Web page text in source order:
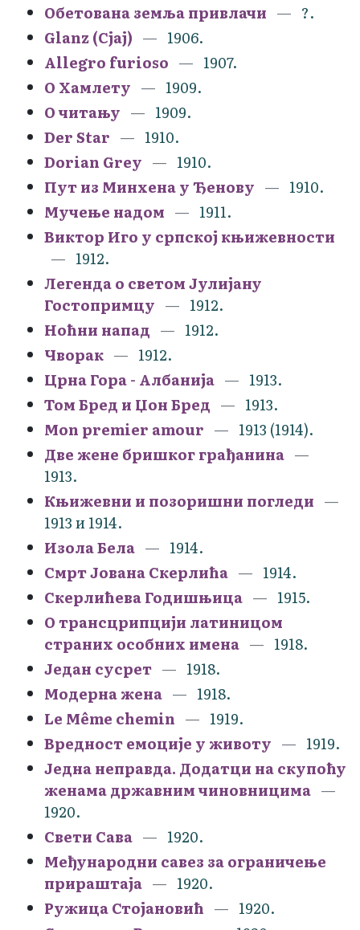
Обетована земља привлачи
?.
Glanz (Сјај)
1906.
Allegro furioso
1907.
О Хамлету
1909.
О читању
1909.
Der Star
1910.
Dorian Grey
1910.
Пут из Минхена у Ђенову
1910.
Мучење надом
1911.
Виктор Иго у српској књижевности
1912.
Легенда о светом Јулијану
Гостопримцу
1912.
Ноћни напад
1912.
Чворак
1912.
Црна Гора - Албанија
1913.
Том Бред и Џон Бред
1913.
Mon premier amour
1913 (1914).
Две жене бришког грађанина
1913.
Књижевни и позоришни погледи
1913 и 1914.
Изола Бела
1914.
Смрт Јована Скерлића
1914.
Скерлићева Годишњица
1915.
О трансцрипцији латиницом
страних особних имена
1918.
Један сусрет
1918.
Модерна жена
1918.
Le Même chemin
1919.
Вредност емоције у животу
1919.
Једна неправда. Додатци на скупоћу
женама државним чиновницима
1920.
Свети Сава
1920.
Међународни савез за ограничење
прираштаја
1920.
Ружица Стојановић
1920.